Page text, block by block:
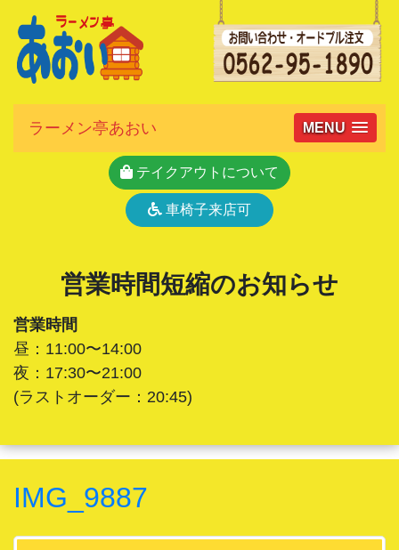
ラーメン亭あおい MENU
テイクアウトについて
車椅子来店可
営業時間短縮のお知らせ
営業時間
昼：11:00〜14:00
夜：17:30〜21:00
(ラストオーダー：20:45)
IMG_9887